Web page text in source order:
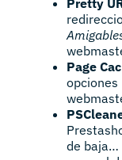
Pretty
Page
opciones
de baja…